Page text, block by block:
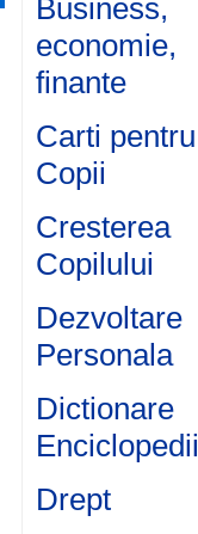
Business,
economie,
finante
Carti pentru
Copii
Cresterea
Copilului
Dezvoltare
Personala
Dictionare
Enciclopedii
Drept